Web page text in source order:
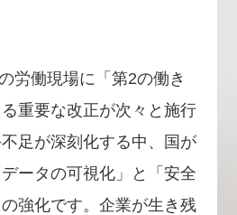
労働現場に「第2の働き
重要な改正が次々と施行
足が深刻化する中、国が
ータの可視化」と「安全
強化です。企業が生き残